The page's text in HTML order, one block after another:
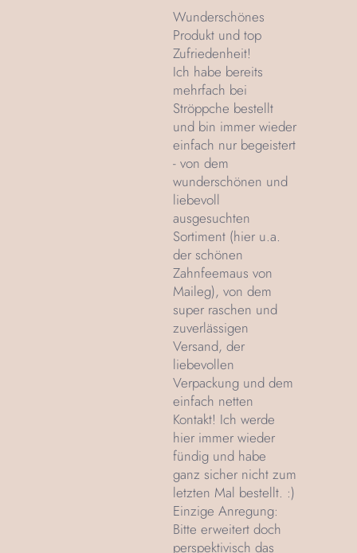
Wunderschönes
Produkt und top
Zufriedenheit!
Ich habe bereits
mehrfach bei
Ströppche bestellt
und bin immer wieder
einfach nur begeistert
- von dem
wunderschönen und
liebevoll
ausgesuchten
Sortiment (hier u.a.
der schönen
Zahnfeemaus von
Maileg), von dem
super raschen und
zuverlässigen
Versand, der
liebevollen
Verpackung und dem
einfach netten
Kontakt! Ich werde
hier immer wieder
fündig und habe
ganz sicher nicht zum
letzten Mal bestellt. :)
Einzige Anregung:
Bitte erweitert doch
perspektivisch das